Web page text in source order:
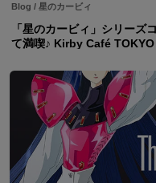
Blog / 星のカービィ
「星のカービィ」シリーズ
て満喫♪ Kirby Café TOKYO